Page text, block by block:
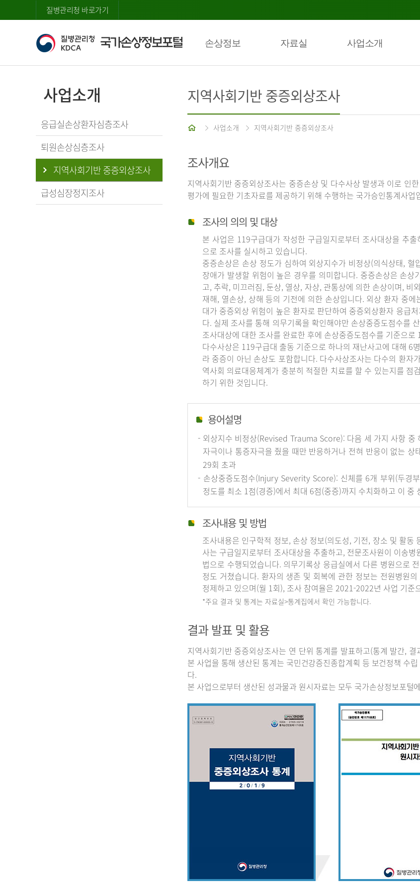
질병관리청 바로가기
손상정보 자료실 사업소개
사업소개
응급실손상환자심층조사
퇴원손상심층조사
지역사회기반 중증외상조사
급성심장정지조사
지역사회기반 중증외상조사
홈 사업소개 지역사회기반 중증외상조사
조사개요
지역사회기반 중증외상조사는 중증손상 및 다수사상 발생과 이로 인
평가에 필요한 기초자료를 제공하기 위해 수행하는 국가승인통계사업
조사의 의의 및 대상
본 사업은 119구급대가 작성한 구급일지로부터 조사대상을 추
으로 조사를 실시하고 있습니다.
중증손상은 손상 정도가 심하여 외상지수가 비정상(의식상태,
장애가 발생할 위험이 높은 경우를 의미합니다. 중증손상은 손
고, 추락, 미끄러짐, 둔상, 열상, 자상, 관통상에 의한 손상이며, 비
재해, 열손상, 상해 등의 기전에 의한 손상입니다. 외상 환자 중
대가 중증외상 위험이 높은 환자로 판단하여 중증외상환자 응급
다. 실제 조사를 통해 의무기록을 확인해야만 손상중증도점수를
조사대상에 대한 조사를 완료한 후에 손상중증도점수를 기준으
다수사상은 119구급대 출동 기준으로 하나의 재난사고에 대해 6
라 중증이 아닌 손상도 포함합니다. 다수사상조사는 다수의 환
역사회 의료대응체계가 충분히 적절한 치료를 할 수 있는지를
하기 위한 것입니다.
용어설명
- 외상지수 비정상(Revised Trauma Score): 다음 세 가지 사항 중
자극이나 통증자극을 줬을 때만 반응하거나 전혀 반응이 없는
29회 초과
- 손상중증도점수(Injury Severity Score): 신체를 6개 부위(두경
정도를 최소 1점(경증)에서 최대 6점(중증)까지 수치화하고 이 중
조사내용 및 방법
조사내용은 인구학적 정보, 손상 정보(의도성, 기전, 장소 및 활
사는 구급일지로부터 조사대상을 추출하고, 전문조사원이 이송
법으로 수행되었습니다. 의무기록상 응급실에서 다른 병원으로
정도 거쳤습니다. 환자의 생존 및 회복에 관한 정보는 전원병원
정제하고 있으며(월 1회), 조사 참여율은 2021-2022년 사업 기준
*주요 결과 및 통계는 자료실>통계집에서 확인 가능합니다.
결과 발표 및 활용
지역사회기반 중증외상조사는 연 단위 통계를 발표하고(통계 발간,
본 사업을 통해 생산된 통계는 국민건강증진종합계획 등 보건정책 수
다.
본 사업으로부터 생산된 성과물과 원시자료는 모두 국가손상정보포털